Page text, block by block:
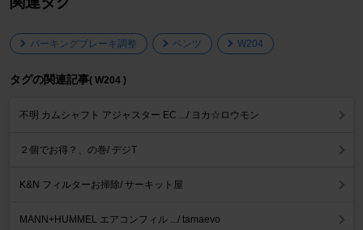
パーキングブレーキ調整 ベンツ W204
タグの関連記事( W204 )
不明 カムシャフト アジャスター EC .../ ヨカ☆ロウモン
２個でお得？、の巻/ デジT
K&N フィルターお掃除/ サーキット屋
MANN+HUMMEL エアコンフィル .../ tamaevo